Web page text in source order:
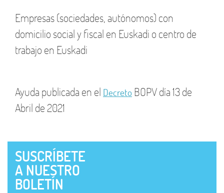
Empresas (sociedades, autónomos) con
domicilio social y fiscal en Euskadi o centro de
trabajo en Euskadi
Ayuda publicada en el Decreto BOPV día 13 de
Abril de 2021
SUSCRÍBETE
A NUESTRO
BOLETÍN